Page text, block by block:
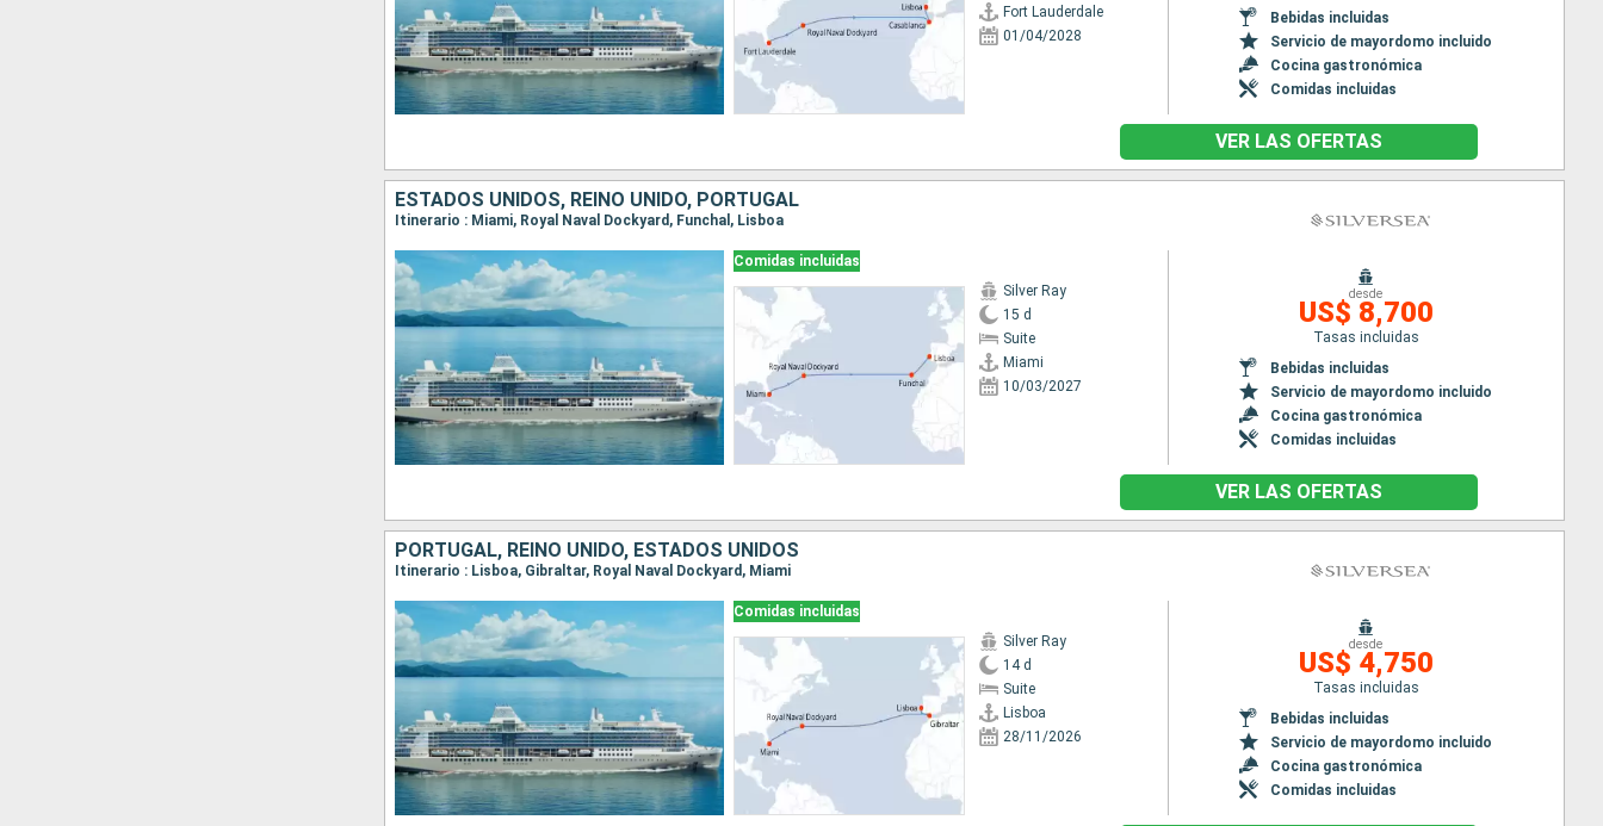
Fort Lauderdale
01/04/2028
Bebidas incluidas
Servicio de mayordomo incluido
Cocina gastronómica
Comidas incluidas
VER LAS OFERTAS
ESTADOS UNIDOS, REINO UNIDO, PORTUGAL
Itinerario : Miami, Royal Naval Dockyard, Funchal, Lisboa
Comidas incluidas
Silver Ray
15 d
Suite
Miami
10/03/2027
desde
US$ 8,700
Tasas incluidas
Bebidas incluidas
Servicio de mayordomo incluido
Cocina gastronómica
Comidas incluidas
VER LAS OFERTAS
PORTUGAL, REINO UNIDO, ESTADOS UNIDOS
Itinerario : Lisboa, Gibraltar, Royal Naval Dockyard, Miami
Comidas incluidas
Silver Ray
14 d
Suite
Lisboa
28/11/2026
desde
US$ 4,750
Tasas incluidas
Bebidas incluidas
Servicio de mayordomo incluido
Cocina gastronómica
Comidas incluidas